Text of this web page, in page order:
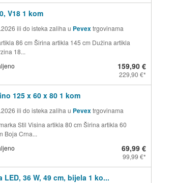
V18 1 kom
ili do isteka zaliha u Pevextrgovinama
86 cm Širina artikla 145 cm Dužina artikla
18...
159,90 €
229,90 €
125 x 60 x 80 1 kom
ili do isteka zaliha u Pevextrgovinama
Stil Visina artikla 80 cm Širina artikla 60
Boja Crna...
69,99 €
99,99 €
LED, 36 W, 49 cm, bijela 1 ko...